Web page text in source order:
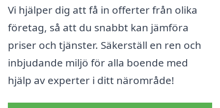
Vi hjälper dig att få in offerter från olika
företag, så att du snabbt kan jämföra
priser och tjänster. Säkerställ en ren och
inbjudande miljö för alla boende med
hjälp av experter i ditt närområde!